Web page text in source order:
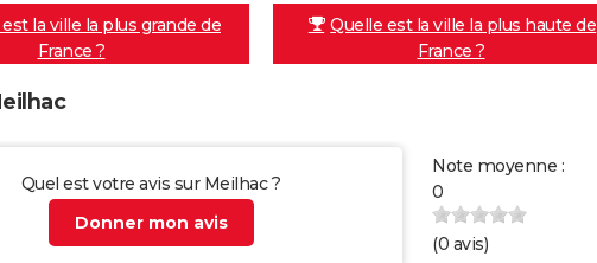
la ville la plus grande de
France ?
Quelle est la ville la plus haute de
France ?
Quel est votre avis sur Meilhac ?
Donner mon avis
Note moyenne :
0
(0 avis)